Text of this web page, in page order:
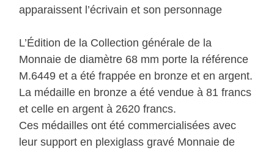
apparaissent l’écrivain et son personnage
L’Édition de la Collection générale de la
Monnaie de diamètre 68 mm porte la référence
M.6449 et a été frappée en bronze et en argent.
La médaille en bronze a été vendue à 81 francs
et celle en argent à 2620 francs.
Ces médailles ont été commercialisées avec
leur support en plexiglass gravé Monnaie de